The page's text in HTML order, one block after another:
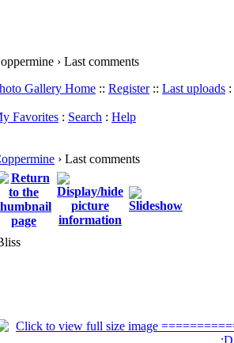
› Last comments
Gallery Home :: Register:: Last uploads :
Favorites : Search : Help
› Last comments